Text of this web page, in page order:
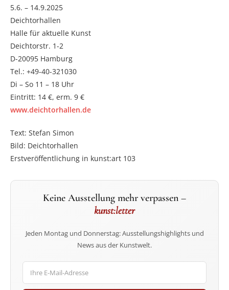
5.6. – 14.9.2025
Deichtorhallen
Halle für aktuelle Kunst
Deichtorstr. 1-2
D-20095 Hamburg
Tel.: +49-40-321030
Di – So 11 – 18 Uhr
Eintritt: 14 €, erm. 9 €
www.deichtorhallen.de
Text: Stefan Simon
Bild: Deichtorhallen
Erstveröffentlichung in kunst:art 103
Keine Ausstellung mehr verpassen –
kunst:letter
Jeden Montag und Donnerstag: Ausstellungshighlights und
News aus der Kunstwelt.